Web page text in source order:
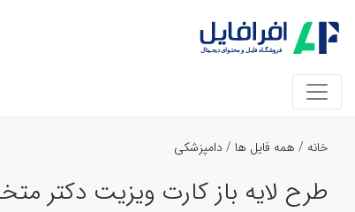
خانه / همه فایل ها / دامپزشکی
طرح لایه باز کارت ویزیت دکتر